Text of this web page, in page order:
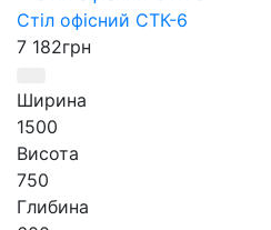
Стіл офісний СТК-6
7 182грн
Ширина
1500
Висота
750
Глибина